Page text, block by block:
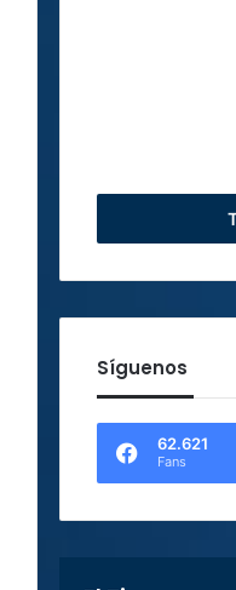
Síguenos
62.621
Fans